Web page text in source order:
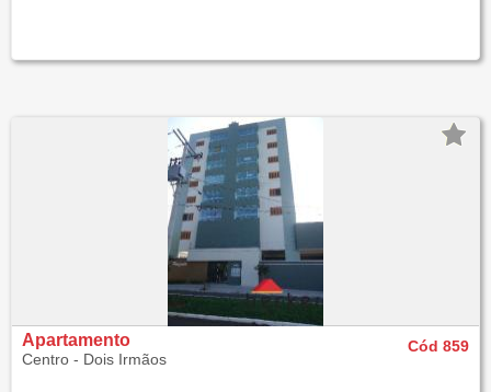
Apartamento
Centro - Dois Irmãos
Cód 859